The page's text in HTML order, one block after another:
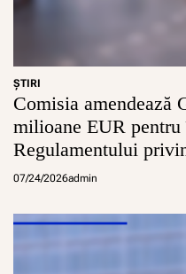
o
ŞTIRI
Comisia amendează
milioane EUR
Regulamentului
07/24/2026admin